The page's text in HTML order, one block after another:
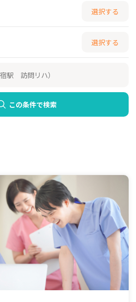
選択する
選択する
この条件で検索